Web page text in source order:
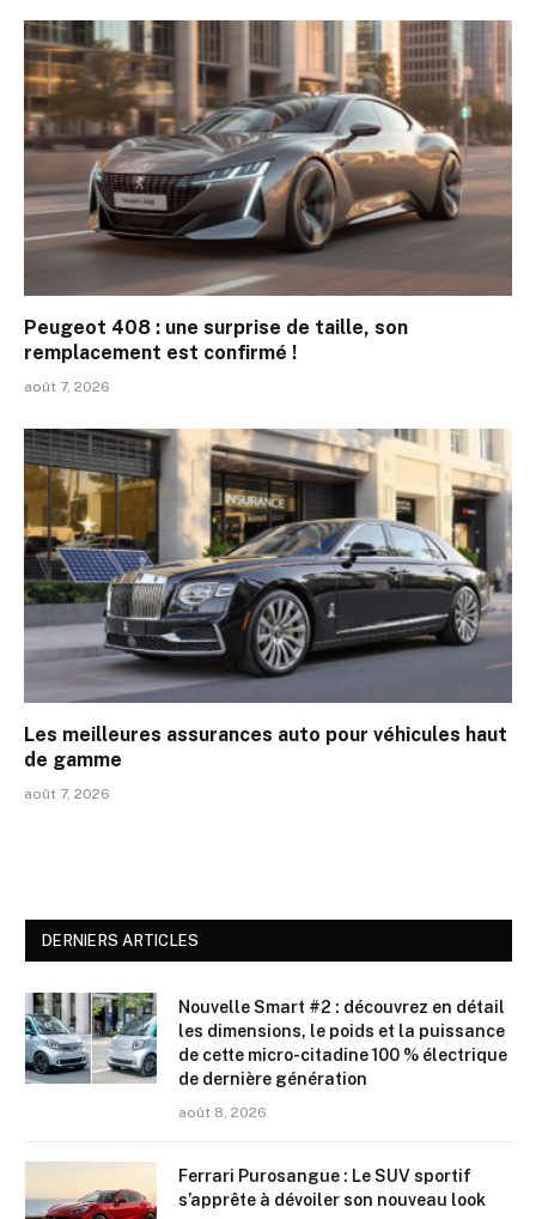
Peugeot 408 : une surprise de taille, son
remplacement est confirmé !
août 7, 2026
Les meilleures assurances auto pour véhicules haut
de gamme
août 7, 2026
DERNIERS ARTICLES
Nouvelle Smart #2 : découvrez en détail
les dimensions, le poids et la puissance
de cette micro-citadine 100 % électrique
de dernière génération
août 8, 2026
Ferrari Purosangue : Le SUV sportif
s’apprête à dévoiler son nouveau look